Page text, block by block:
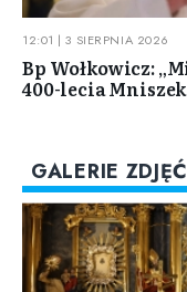
12:01 | 3 SIERPNIA 2026
Bp Wołkowicz:
400-lecia
GALERIE ZDJĘĆ